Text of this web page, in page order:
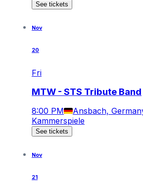
See tickets
Nov
20
Fri
MTW - STS Tribute Band
8:00 PM Ansbach,
Kammerspiele
See tickets
Nov
21